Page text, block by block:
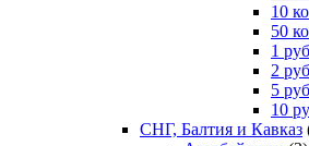
10
50
1
2
5
10
СНГ, Балтия и Кавказ